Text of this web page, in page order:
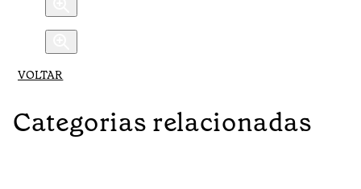
VOLTAR
Categorias relacionadas